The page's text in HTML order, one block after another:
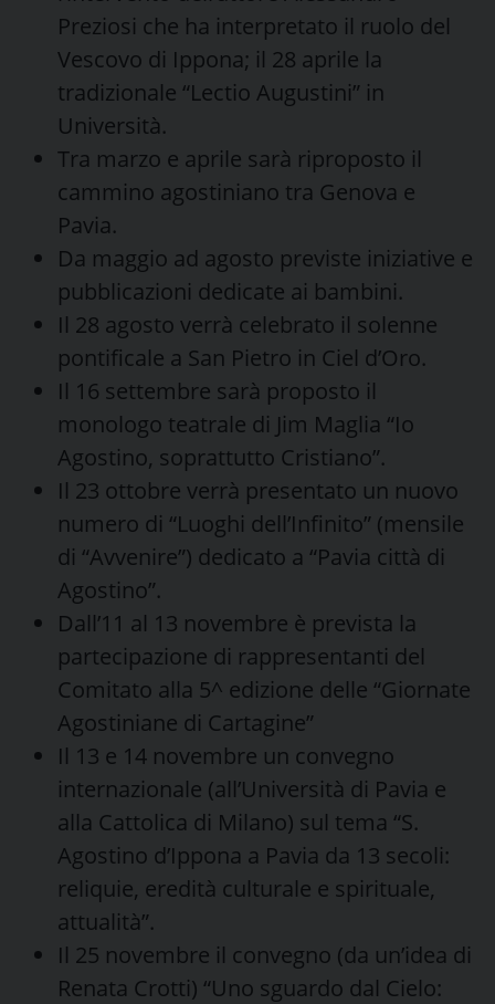
Preziosi che ha interpretato il ruolo del
Vescovo di Ippona; il 28 aprile la
tradizionale “Lectio Augustini” in
Università.
Tra marzo e aprile sarà riproposto il
cammino agostiniano tra Genova e
Pavia.
Da maggio ad agosto previste iniziative e
pubblicazioni dedicate ai bambini.
Il 28 agosto verrà celebrato il solenne
pontificale a San Pietro in Ciel d’Oro.
Il 16 settembre sarà proposto il
monologo teatrale di Jim Maglia “Io
Agostino, soprattutto Cristiano”.
Il 23 ottobre verrà presentato un nuovo
numero di “Luoghi dell’Infinito” (mensile
di “Avvenire”) dedicato a “Pavia città di
Agostino”.
Dall’11 al 13 novembre è prevista la
partecipazione di rappresentanti del
Comitato alla 5^ edizione delle “Giornate
Agostiniane di Cartagine”
Il 13 e 14 novembre un convegno
internazionale (all’Università di Pavia e
alla Cattolica di Milano) sul tema “S.
Agostino d’Ippona a Pavia da 13 secoli:
reliquie, eredità culturale e spirituale,
attualità”.
Il 25 novembre il convegno (da un’idea di
Renata Crotti) “Uno sguardo dal Cielo: